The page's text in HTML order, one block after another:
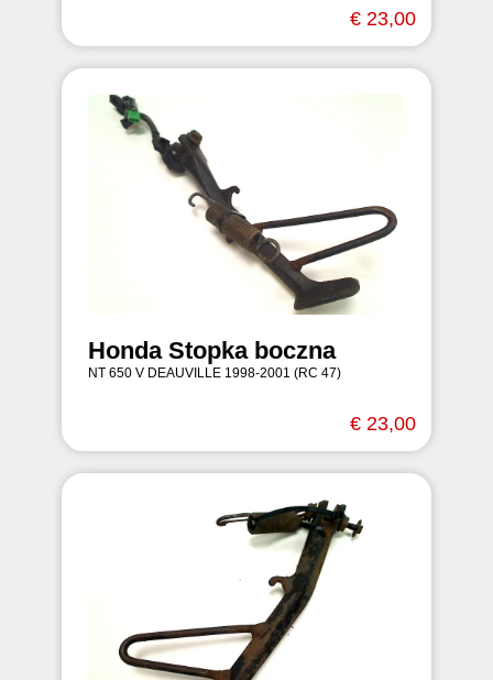
€ 23,00
Honda Stopka boczna
NT 650 V DEAUVILLE 1998-2001 (RC 47)
€ 23,00